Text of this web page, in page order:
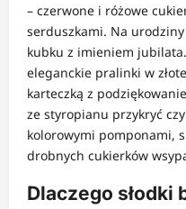
– czerwone i różowe
serduszkami. Na
kubku z imieniem
eleganckie pralinki w
karteczką z
ze styropianu przykryć
kolorowymi pomponami,
drobnych cukierków
Dlaczego słodki